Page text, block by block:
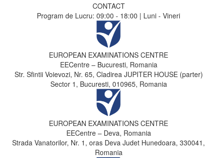
CONTACT
Program de Lucru: 09:00 - 18:00 | Luni - Vineri
EUROPEAN EXAMINATIONS CENTRE
EECentre – Bucuresti, Romania
Str. Sfintii Voievozi, Nr. 65, Cladirea JUPITER HOUSE (parter)
Sector 1, Bucuresti, 010965, Romania
EUROPEAN EXAMINATIONS CENTRE
EECentre – Deva, Romania
Strada Vanatorilor, Nr. 1, oras Deva Judet Hunedoara, 330041,
Romania